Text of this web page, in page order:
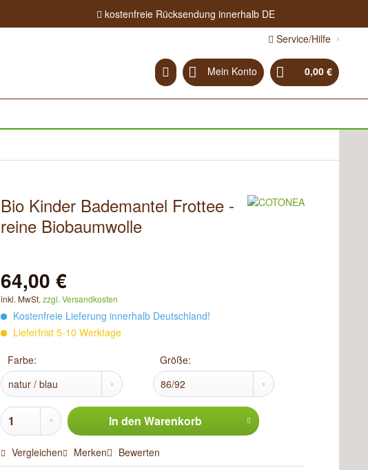
kostenfreie Rücksendung innerhalb DE
Service/Hilfe
Mein Konto 0,00 €
Bio Kinder Bademantel Frottee -
reine Biobaumwolle
64,00 €
inkl. MwSt.zzgl. Versandkosten
Kostenfreie Lieferung innerhalb Deutschland!
Lieferfrist 5-10 Werktage
Farbe:
Größe:
In den Warenkorb
Vergleichen Merken Bewerten